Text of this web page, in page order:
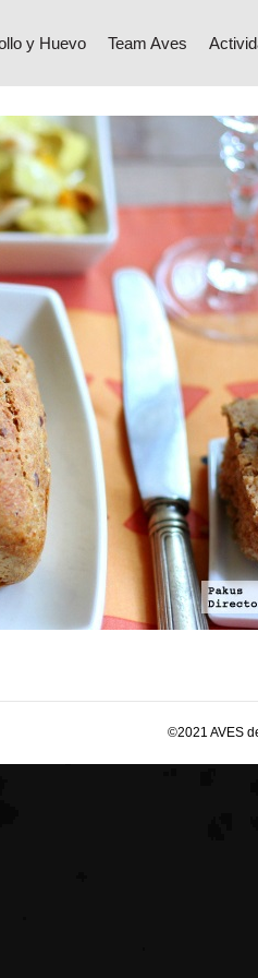
y Huevo Team Aves
Reina
©2021 AVES